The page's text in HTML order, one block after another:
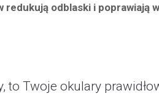
redukują odblaski i poprawiają
Twoje okulary